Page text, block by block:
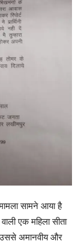
सामने आया है
एक महिला सीता
उससे अमानवीय और